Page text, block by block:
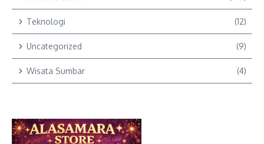
Teknologi (12)
Uncategorized (9)
Wisata Sumbar (4)